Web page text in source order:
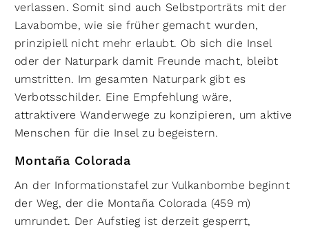
verlassen. Somit sind auch Selbstporträts mit der
Lavabombe, wie sie früher gemacht wurden,
prinzipiell nicht mehr erlaubt. Ob sich die Insel
oder der Naturpark damit Freunde macht, bleibt
umstritten. Im gesamten Naturpark gibt es
Verbotsschilder. Eine Empfehlung wäre,
attraktivere Wanderwege zu konzipieren, um aktive
Menschen für die Insel zu begeistern.
Montaña Colorada
An der Informationstafel zur Vulkanbombe beginnt
der Weg, der die Montaña Colorada (459 m)
umrundet. Der Aufstieg ist derzeit gesperrt,